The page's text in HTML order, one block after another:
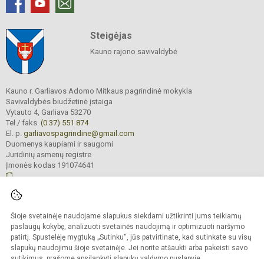
Šioje svetainėje naudojame slapukus siekdami užtikrinti jums teikiamų
paslaugų kokybę, analizuoti svetainės naudojimą ir optimizuoti naršymo
patirtį. Spustelėję mygtuką „Sutinku“, jūs patvirtinate, kad sutinkate su visų
slapukų naudojimu šioje svetainėje. Jei norite atšaukti arba pakeisti savo
Steigėjas
Kauno rajono savivaldybė
Kauno r. Garliavos Adomo Mitkaus pagrindinė mokykla
Savivaldybės biudžetinė įstaiga
Vytauto 4, Garliava 53270
Tel./ faks. (0 37) 551 874
El. p. garliavospagrindine@gmail.com
Duomenys kaupiami ir saugomi
Juridinių asmenų registre
Įmonės kodas 191074641
saugomos.
Kopijuoti turinį be raštiško įstaigos administracijos sutikimo griežtai draudžiama
Prieinamumo paraiška Slapukų valdymas